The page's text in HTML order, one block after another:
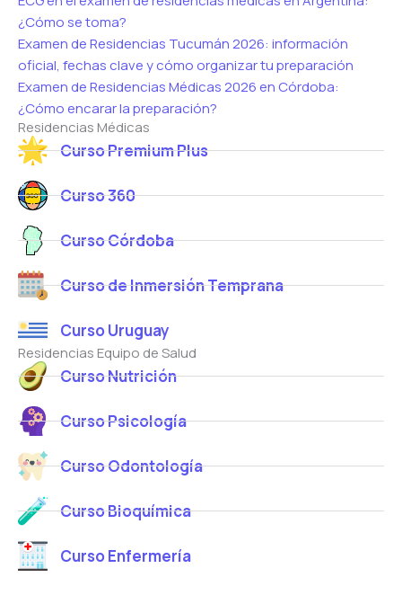
¿Cómo se toma?
Examen de Residencias Tucumán 2026: información
oficial, fechas clave y cómo organizar tu preparación
Examen de Residencias Médicas 2026 en Córdoba:
¿Cómo encarar la preparación?
Residencias Médicas
Curso Premium Plus
Curso 360
Curso Córdoba
Curso de Inmersión Temprana
Curso Uruguay
Residencias Equipo de Salud
Curso Nutrición
Curso Psicología
Curso Odontología
Curso Bioquímica
Curso Enfermería